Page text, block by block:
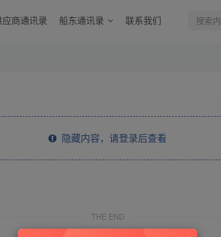
应商通讯录 船东通讯录 联系我们
隐藏内容，请登录后查看
THE END